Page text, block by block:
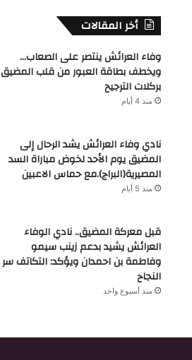
أخر المقالات
وفاء العرائش ينتصر على الصعاب…
ويخطف بطاقة العبور من قلب المضيق
بركلات الترجيح
منذ 4 أيام
نادي وفاء العرائش يشد الرحال إلى
المضيق يوم الأحد لخوض مباراة السد
المصيرية(البراج).مع حماس الاعبين
منذ 5 أيام
قبل معركة المضيق.. نادي الوفاء
العرائش يشيد بدعم زينب سيمو
وفاطمة بن احمدان ويؤكد: التكاتف سر
النجاح
منذ أسبوع واحد